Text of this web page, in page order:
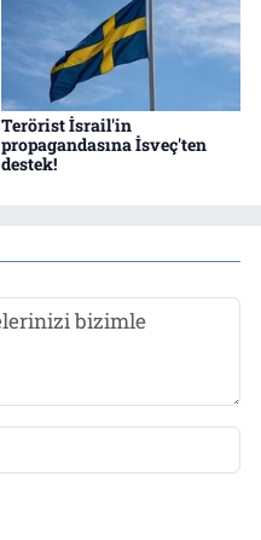
Terörist İsrail'in
propagandasına İsveç'ten
destek!